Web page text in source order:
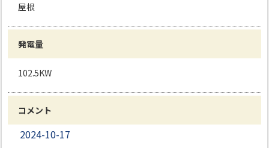
屋根
発電量
102.5KW
コメント
2024-10-17